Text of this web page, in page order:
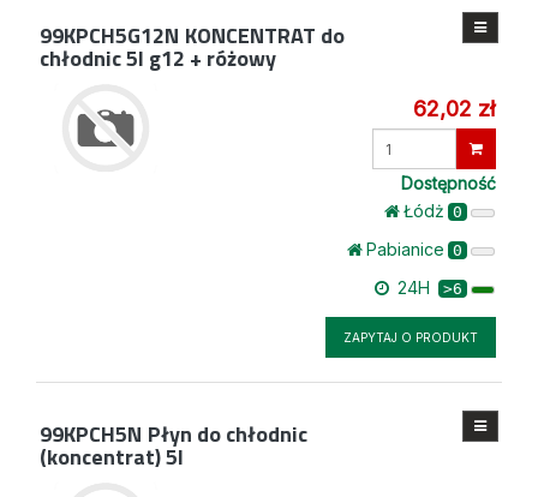
99KPCH5G12N KONCENTRAT do
chłodnic 5l g12 + różowy
62,02 zł
Dostępność
Łódż 0
Pabianice 0
24H >6
ZAPYTAJ O PRODUKT
99KPCH5N Płyn do chłodnic
(koncentrat) 5l